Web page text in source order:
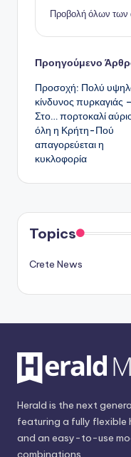
Προβολή όλων των
Προηγούμενο
Προσοχή: Πολύ
κίνδυνος πυρκαγιάς –
Στο… πορτοκαλί
όλη η Κρήτη-Πού
απαγορεύεται η
κυκλοφορία
Topics
Crete News
Herald is the next
featuring a fully flexible
and an easy-to-use
combinations